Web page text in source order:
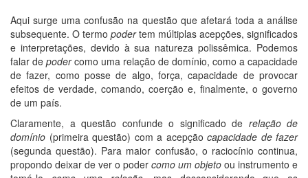
Aqui surge uma confusão na questão que afetará toda a análise
subsequente. O termo podertem múltiplas acepções, significados
e interpretações, devido à sua natureza polissêmica. Podemos
falar de podercomo uma relação de domínio, como a capacidade
de fazer, como posse de algo, força, capacidade de provocar
efeitos de verdade, comando, coerção e, finalmente, o governo
de um país.
Claramente, a questão confunde o significado de relação de
domínio (primeira questão) com a acepção capacidade de fazer
(segunda questão). Para maior confusão, o raciocínio continua,
propondo deixar de ver o poder como um objeto ou instrumento e